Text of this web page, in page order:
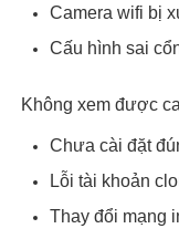
Camera wifi bị
Cấu hình sai
Không xem được
Chưa cài đặt
Lỗi tài khoản
Thay đổi mạng